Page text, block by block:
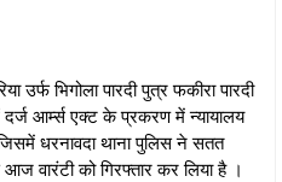
भिगोला पारदी पुत्र फकीरा पारदी
दर्ज आर्म्स एक्ट के प्रकरण में न्यायालय
जिसमें धरनावदा थाना पुलिस ने सतत
वारंटी को गिरफ्तार कर लिया है ।